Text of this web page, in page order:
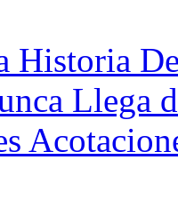
Historia
Llega